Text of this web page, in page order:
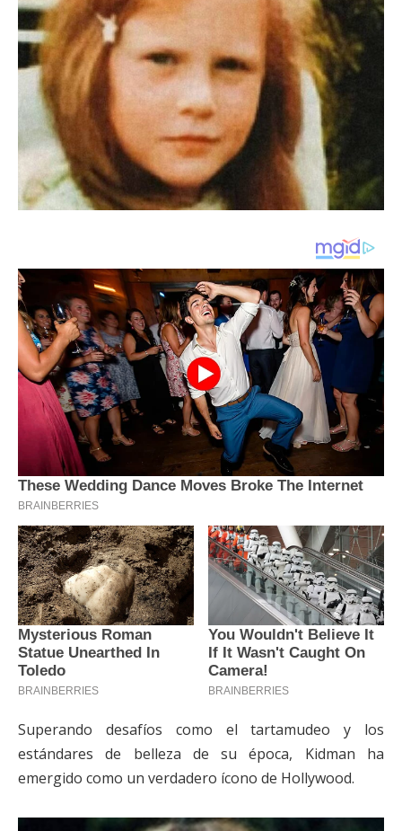
Superando desafíos como el tartamudeo y los
estándares de belleza de su época, Kidman ha
emergido como un verdadero ícono de Hollywood.